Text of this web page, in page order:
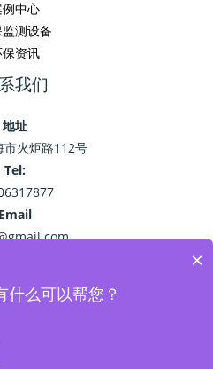
中心
测设备
资讯
我们
地址
市火炬路112号
Tel:
Email
测_VOC油烟监测系统-精讯畅通
×
什么可以帮您？